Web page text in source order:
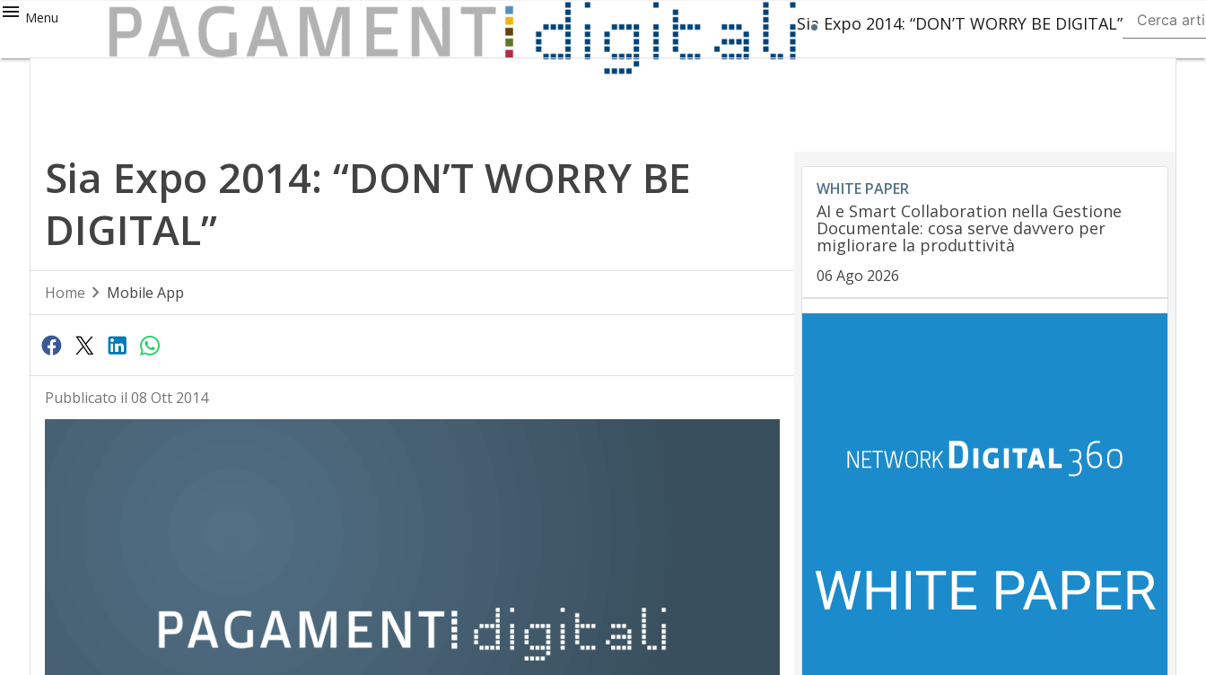
Menu Sia Expo 2014: “DON’T WORRY BE DIGITAL” Ultimi
articoli
Payment
Sia Expo 2014: “DON’T WORRY BE
DIGITAL”
Home Mobile App
Pubblicato il 08 Ott 2014
WHITE PAPER
AI e Smart Collaboration nella Gestione
Documentale: cosa serve davvero per
migliorare la produttività
06 Ago 2026